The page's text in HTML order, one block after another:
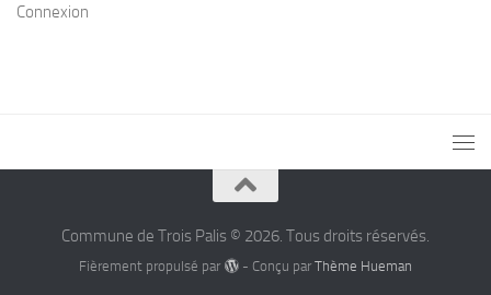
Connexion
Commune de Trois Palis © 2026. Tous droits réservés.
Fièrement propulsé par - Conçu par Thème Hueman